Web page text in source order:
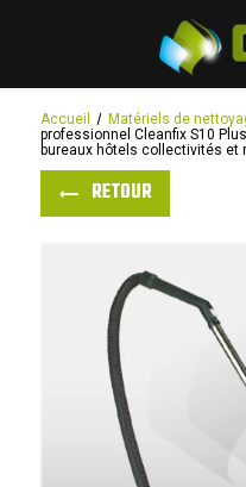
Accueil Matériels de
professionnel Cleanfix S10
bureaux hôtels collectivités et
RETOUR